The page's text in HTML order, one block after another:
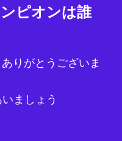
ピオンは誰
りがとうございま
ましょう